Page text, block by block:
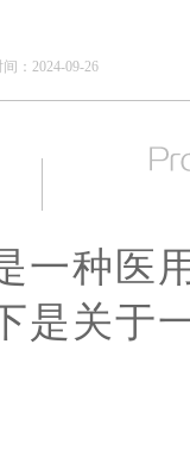
：2024-09-26
一种医
是关于